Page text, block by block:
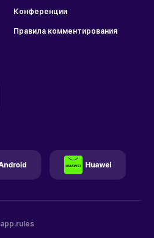
Конференции
Правила комментирования
app.rules